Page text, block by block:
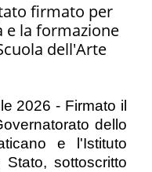
firmato per
e la formazione
dell'Arte
2026 - Firmato il
dello
e l'Istituto
sottoscritto